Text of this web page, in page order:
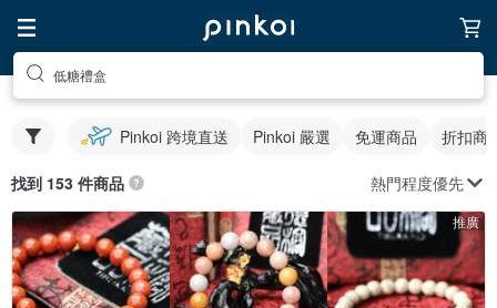
低糖禮盒
Pinkoi 跨境直送 Pinkoi 嚴選 免運商品 折扣商
找到 153 件商品 熱門程度優先
推廣